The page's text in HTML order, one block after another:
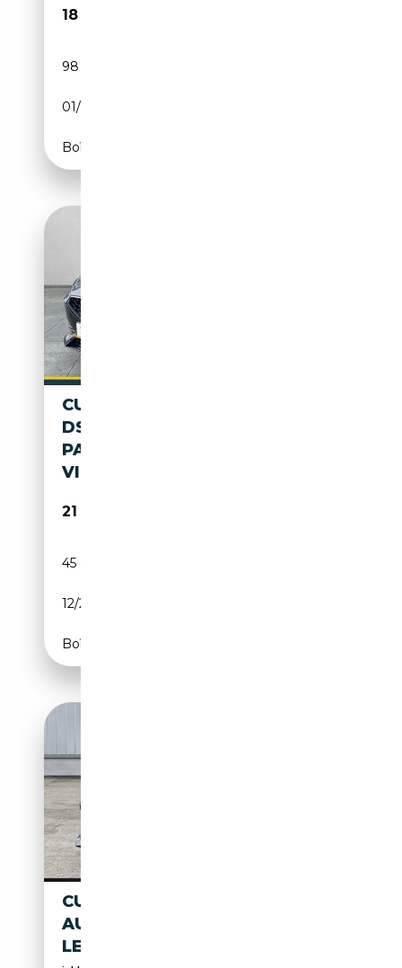
18 800€
98 100 km
01/2023
Boîte automatique
CUPRA LEON 1.4 E-HYBRID
DSG
PANO+SHZ+LED+KEYLESS+NA
VI
21 990€
45 901 km
12/2022
Boîte automatique
CUPRA FORMENTOR 1.5 TSI
AUT.+KAMERA+KESSY+VOLL-
LED+ACC KLIMA NAVI